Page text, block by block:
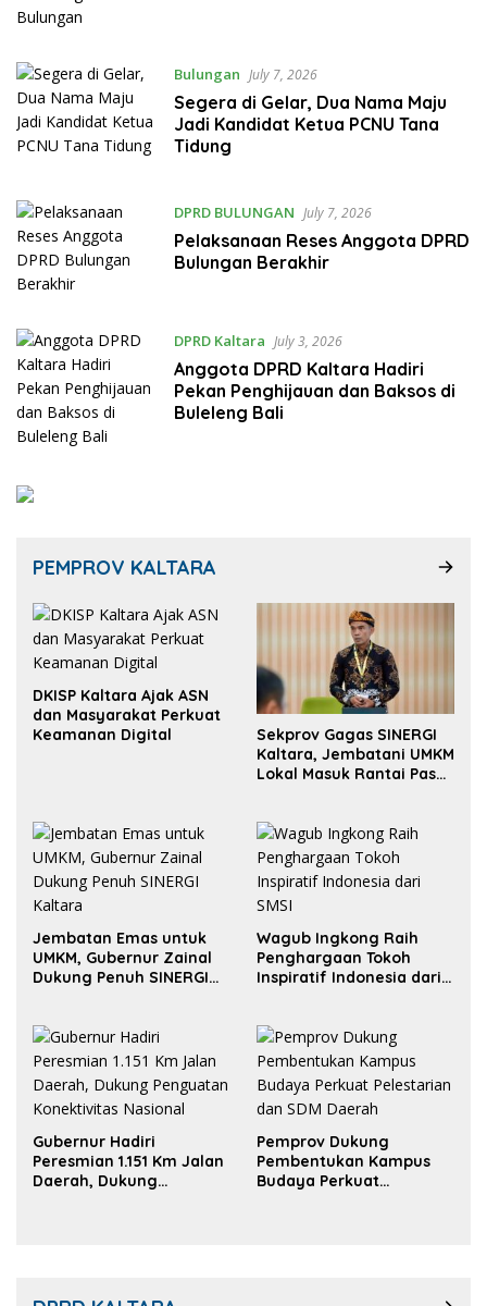
Bulungan July 7, 2026
Segera di Gelar, Dua Nama Maju
Jadi Kandidat Ketua PCNU Tana
Tidung
DPRD BULUNGAN July 7, 2026
Pelaksanaan Reses Anggota DPRD
Bulungan Berakhir
DPRD Kaltara July 3, 2026
Anggota DPRD Kaltara Hadiri
Pekan Penghijauan dan Baksos di
Buleleng Bali
PEMPROV KALTARA
DKISP Kaltara Ajak ASN
dan Masyarakat Perkuat
Keamanan Digital
Sekprov Gagas SINERGI
Kaltara, Jembatani UMKM
Lokal Masuk Rantai Pasok
Jembatan Emas untuk
UMKM, Gubernur Zainal
Dukung Penuh SINERGI
Wagub Ingkong Raih
Penghargaan Tokoh
Inspiratif Indonesia dari
Gubernur Hadiri
Peresmian 1.151 Km Jalan
Daerah, Dukung
Pemprov Dukung
Pembentukan Kampus
Budaya Perkuat